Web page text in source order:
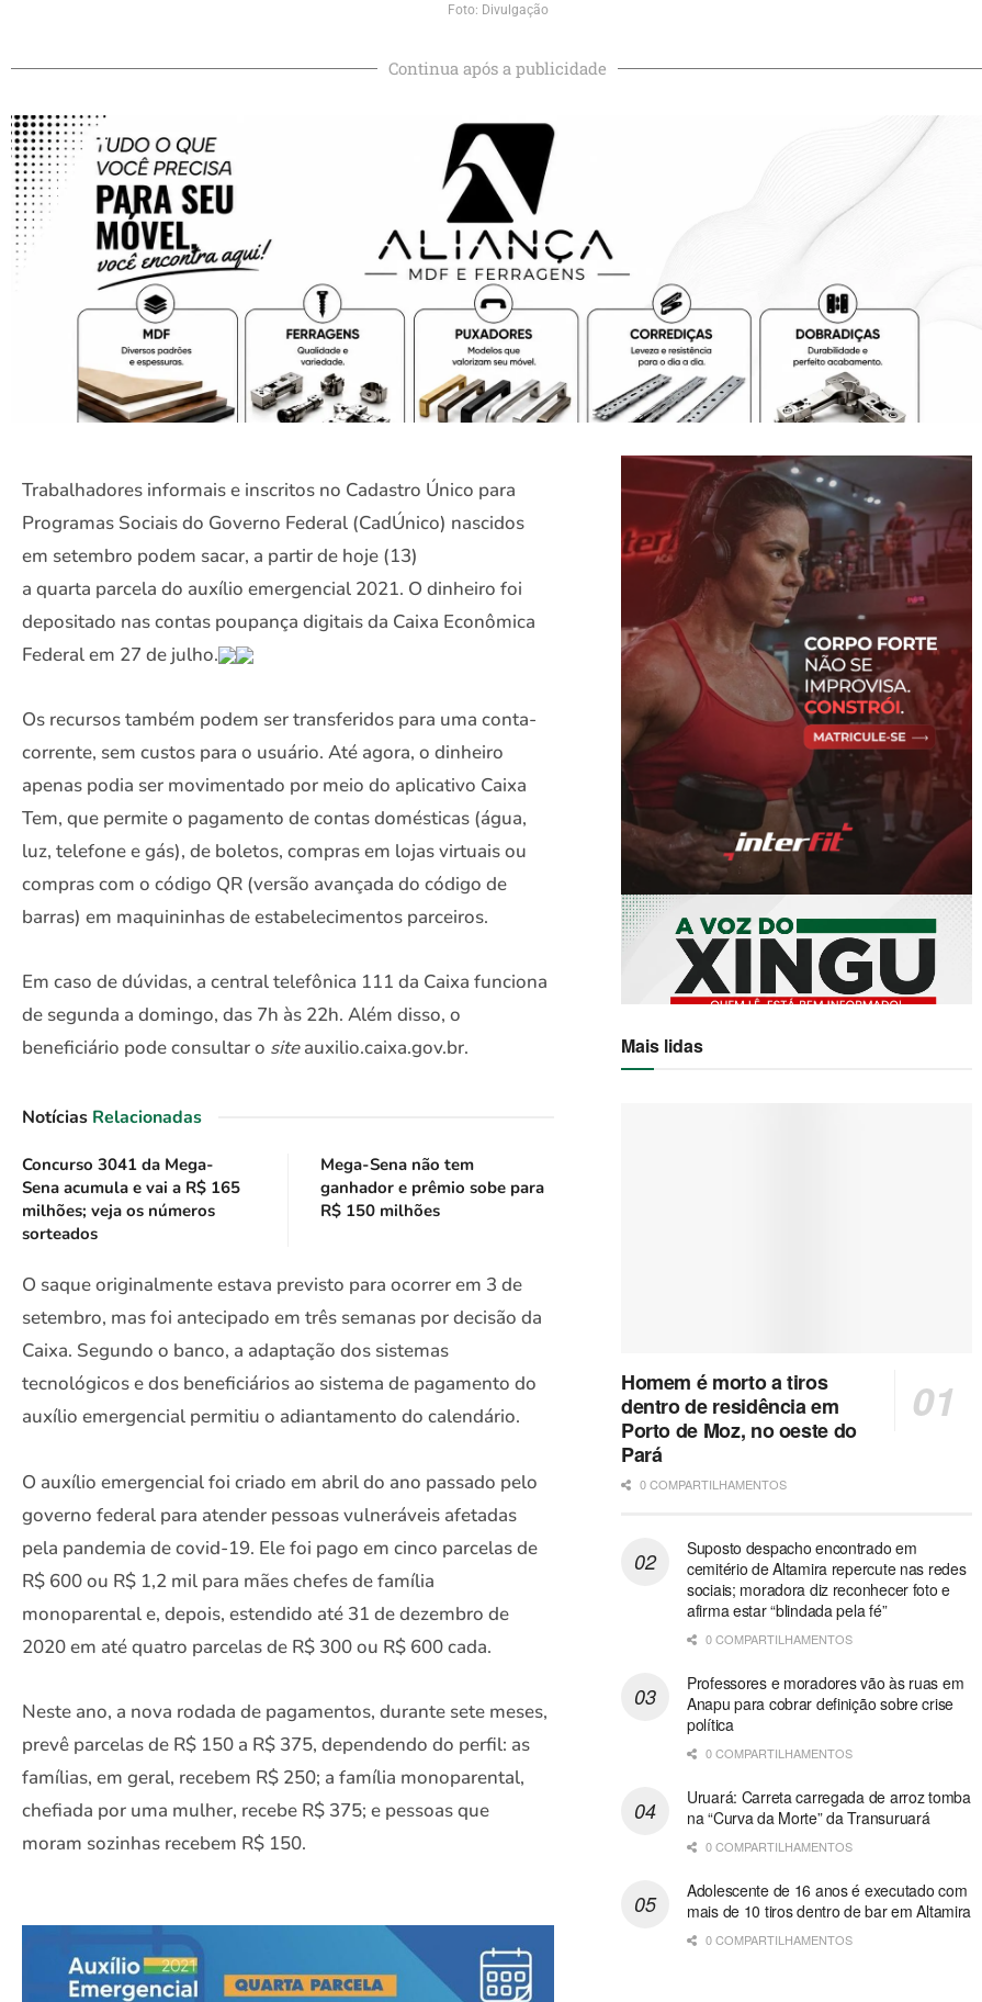
Foto: Divulgação
Continua após a publicidade
Trabalhadores informais e inscritos no Cadastro Único para
Programas Sociais do Governo Federal (CadÚnico) nascidos
em setembro podem sacar, a partir de hoje (13)
a quarta parcela do auxílio emergencial 2021. O dinheiro foi
depositado nas contas poupança digitais da Caixa Econômica
Federal em 27 de julho.
Os recursos também podem ser transferidos para uma conta-
corrente, sem custos para o usuário. Até agora, o dinheiro
apenas podia ser movimentado por meio do aplicativo Caixa
Tem, que permite o pagamento de contas domésticas (água,
luz, telefone e gás), de boletos, compras em lojas virtuais ou
compras com o código QR (versão avançada do código de
barras) em maquininhas de estabelecimentos parceiros.
Em caso de dúvidas, a central telefônica 111 da Caixa funciona
de segunda a domingo, das 7h às 22h. Além disso, o
beneficiário pode consultar o siteauxilio.caixa.gov.br.
Notícias Relacionadas
Concurso 3041 da Mega-
Sena acumula e vai a R$ 165
milhões; veja os números
sorteados
Mega-Sena não tem
ganhador e prêmio sobe para
R$ 150 milhões
O saque originalmente estava previsto para ocorrer em 3 de
setembro, mas foi antecipado em três semanas por decisão da
Caixa. Segundo o banco, a adaptação dos sistemas
tecnológicos e dos beneficiários ao sistema de pagamento do
auxílio emergencial permitiu o adiantamento do calendário.
O auxílio emergencial foi criado em abril do ano passado pelo
governo federal para atender pessoas vulneráveis afetadas
pela pandemia de covid-19. Ele foi pago em cinco parcelas de
R$ 600 ou R$ 1,2 mil para mães chefes de família
monoparental e, depois, estendido até 31 de dezembro de
2020 em até quatro parcelas de R$ 300 ou R$ 600 cada.
Neste ano, a nova rodada de pagamentos, durante sete meses,
prevê parcelas de R$ 150 a R$ 375, dependendo do perfil: as
famílias, em geral, recebem R$ 250; a família monoparental,
chefiada por uma mulher, recebe R$ 375; e pessoas que
moram sozinhas recebem R$ 150.
Mais lidas
Homem é morto a tiros
dentro de residência em
Porto de Moz, no oeste do
Pará
0 COMPARTILHAMENTOS
Suposto despacho encontrado em
cemitério de Altamira repercute nas redes
sociais; moradora diz reconhecer foto e
afirma estar “blindada pela fé”
0 COMPARTILHAMENTOS
Professores e moradores vão às ruas em
Anapu para cobrar definição sobre crise
política
0 COMPARTILHAMENTOS
Uruará: Carreta carregada de arroz tomba
na “Curva da Morte” da Transuruará
0 COMPARTILHAMENTOS
Adolescente de 16 anos é executado com
mais de 10 tiros dentro de bar em Altamira
0 COMPARTILHAMENTOS